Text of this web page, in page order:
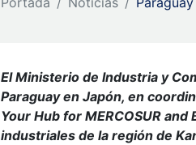
El Ministerio de Industria y
Paraguay en Japón, en
Your Hub for MERCOSUR
industriales de la región de